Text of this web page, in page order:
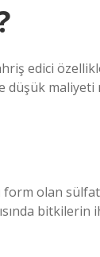
edici
olan
bitkilerin